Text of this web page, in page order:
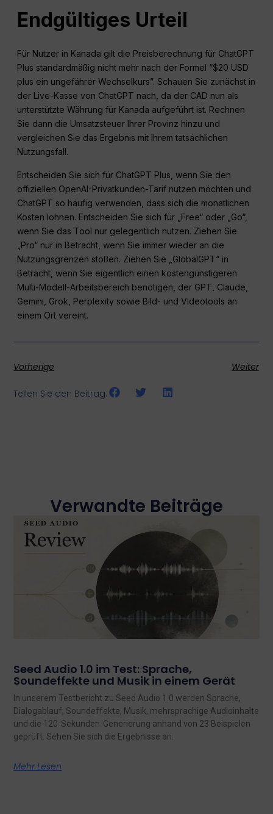
Endgültiges Urteil
Für Nutzer in Kanada gilt die Preisberechnung für ChatGPT
Plus standardmäßig nicht mehr nach der Formel “$20 USD
plus ein ungefährer Wechselkurs”. Schauen Sie zunächst in
der Live-Kasse von ChatGPT nach, da der CAD nun als
unterstützte Währung für Kanada aufgeführt ist. Rechnen
Sie dann die Umsatzsteuer Ihrer Provinz hinzu und
vergleichen Sie das Ergebnis mit Ihrem tatsächlichen
Nutzungsfall.
Entscheiden Sie sich für ChatGPT Plus, wenn Sie den
offiziellen OpenAI-Privatkunden-Tarif nutzen möchten und
ChatGPT so häufig verwenden, dass sich die monatlichen
Kosten lohnen. Entscheiden Sie sich für „Free“ oder „Go“,
wenn Sie das Tool nur gelegentlich nutzen. Ziehen Sie
„Pro“ nur in Betracht, wenn Sie immer wieder an die
Nutzungsgrenzen stoßen. Ziehen Sie „GlobalGPT“ in
Betracht, wenn Sie eigentlich einen kostengünstigeren
Multi-Modell-Arbeitsbereich benötigen, der GPT, Claude,
Gemini, Grok, Perplexity sowie Bild- und Videotools an
einem Ort vereint.
Vorherige Weiter
Teilen Sie den Beitrag:
Verwandte Beiträge
Seed Audio 1.0 im Test: Sprache,
Soundeffekte und Musik in einem Gerät
In unserem Testbericht zu Seed Audio 1.0 werden Sprache,
Dialogablauf, Soundeffekte, Musik, mehrsprachige Audioinhalte
und die 120-Sekunden-Generierung anhand von 23 Beispielen
geprüft. Sehen Sie sich die Ergebnisse an.
Mehr Lesen